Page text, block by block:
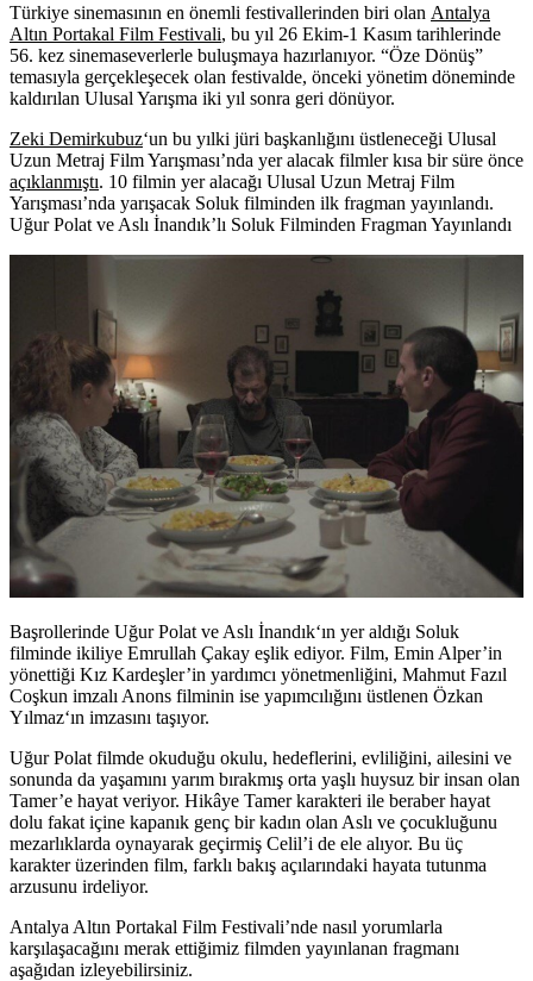
Türkiye sinemasının en önemli festivallerinden biri olan Antalya
Altın Portakal Film Festivali, bu yıl 26 Ekim-1 Kasım tarihlerinde
56. kez sinemaseverlerle buluşmaya hazırlanıyor. “Öze Dönüş”
temasıyla gerçekleşecek olan festivalde, önceki yönetim döneminde
kaldırılan Ulusal Yarışma iki yıl sonra geri dönüyor.
Zeki Demirkubuz‘un bu yılki jüri başkanlığını üstleneceği Ulusal
Uzun Metraj Film Yarışması’nda yer alacak filmler kısa bir süre önce
açıklanmıştı. 10 filmin yer alacağı Ulusal Uzun Metraj Film
Yarışması’nda yarışacak Soluk filminden ilk fragman yayınlandı.
Uğur Polat ve Aslı İnandık’lı Soluk Filminden Fragman Yayınlandı
Başrollerinde Uğur Polat ve Aslı İnandık‘ın yer aldığı Soluk
filminde ikiliye Emrullah Çakay eşlik ediyor. Film, Emin Alper’in
yönettiği Kız Kardeşler’in yardımcı yönetmenliğini, Mahmut Fazıl
Coşkun imzalı Anons filminin ise yapımcılığını üstlenen Özkan
Yılmaz‘ın imzasını taşıyor.
Uğur Polat filmde okuduğu okulu, hedeflerini, evliliğini, ailesini ve
sonunda da yaşamını yarım bırakmış orta yaşlı huysuz bir insan olan
Tamer’e hayat veriyor. Hikâye Tamer karakteri ile beraber hayat
dolu fakat içine kapanık genç bir kadın olan Aslı ve çocukluğunu
mezarlıklarda oynayarak geçirmiş Celil’i de ele alıyor. Bu üç
karakter üzerinden film, farklı bakış açılarındaki hayata tutunma
arzusunu irdeliyor.
Antalya Altın Portakal Film Festivali’nde nasıl yorumlarla
karşılaşacağını merak ettiğimiz filmden yayınlanan fragmanı
aşağıdan izleyebilirsiniz.